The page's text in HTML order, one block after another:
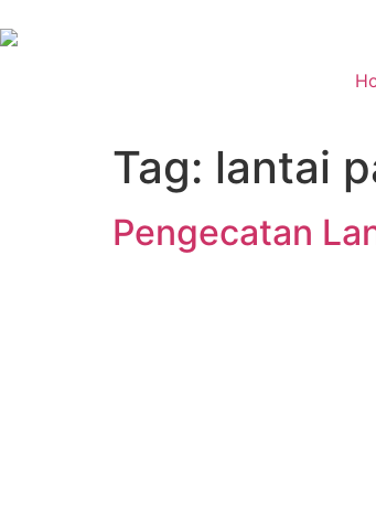
Tag: lantai
Pengecatan